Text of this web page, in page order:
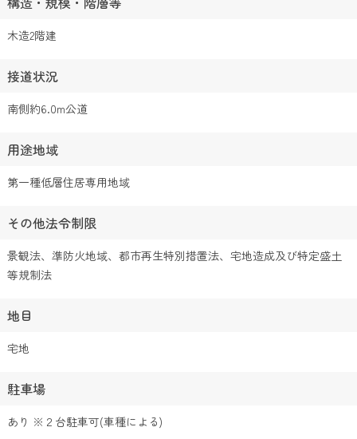
木造2階建
接道状況
南側約6.0m公道
用途地域
第一種低層住居専用地域
その他法令制限
景観法、準防火地域、都市再生特別措置法、宅地造成及び特定盛土
等規制法
地目
宅地
駐車場
あり ※２台駐車可(車種による)